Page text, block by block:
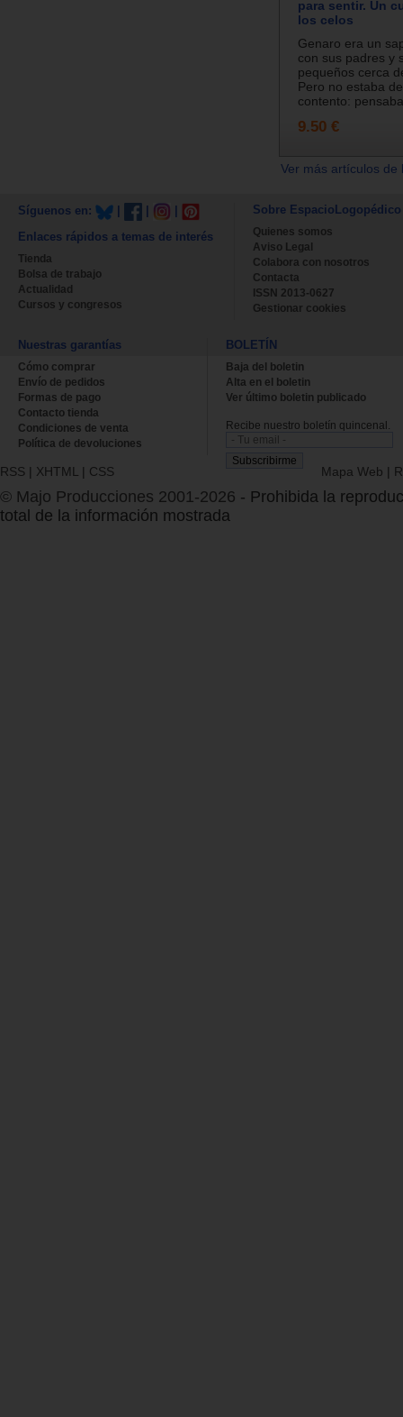
para sentir. Un
los celos
Genaro era un
con sus padres y
pequeños cerca
Pero no estaba
contento:
9.50 €
Ver más artículos
Síguenos en:
Enlaces rápidos a temas de interés
Tienda
Bolsa de trabajo
Actualidad
Cursos y congresos
Sobre EspacioLogopédico
Quienes somos
Aviso Legal
Colabora con nosotros
Contacta
ISSN 2013-0627
Gestionar cookies
Nuestras garantías
Cómo comprar
Envío de pedidos
Formas de pago
Contacto tienda
Condiciones de venta
Política de devoluciones
BOLETÍN
Baja del boletin
Alta en el boletin
Ver último boletin publicado
Recibe nuestro boletín quincenal.
RSS | XHTML | CSS Mapa Web |
© Majo Producciones 2001-2026 - Prohibida la
total de la información mostrada